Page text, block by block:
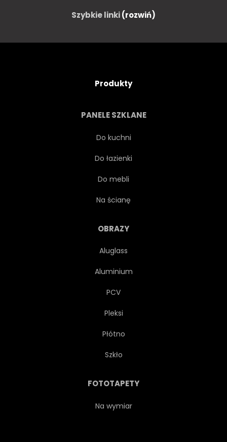
PIŁKA NOŻNA PIŁKA NOŻNA
GRA KOPNIAK GRAĆ
Szybkie linki(rozwiń)
Produkty
PANELE SZKLANE
Do kuchni
Do łazienki
Do mebli
Na ścianę
OBRAZY
Aluglass
Aluminium
PCV
Pleksi
Płótno
Szkło
FOTOTAPETY
Na wymiar